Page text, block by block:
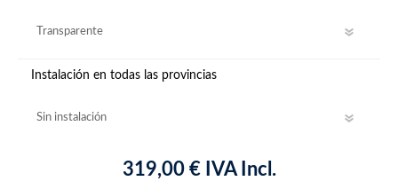
Instalación en todas las provincias
319,00 € IVA Incl.